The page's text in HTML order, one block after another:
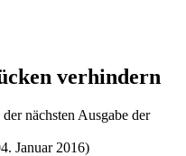
verhindern
nächsten Ausgabe der
Januar 2016)